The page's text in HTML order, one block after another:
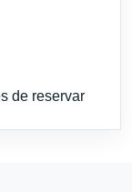
de reservar